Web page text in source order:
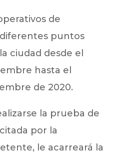
de
puntos
ciudad desde el
hasta el
de 2020.
la prueba de
por la
le acarreará la